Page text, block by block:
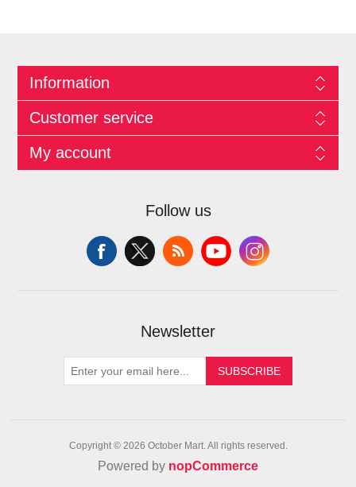
Information
Customer service
My account
Follow us
Newsletter
SUBSCRIBE
Copyright © 2026 October Mart. All rights reserved.
Powered by nopCommerce